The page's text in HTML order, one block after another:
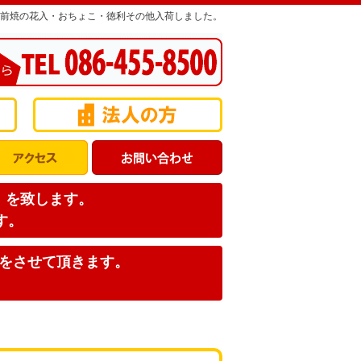
焼の花入・おちょこ・徳利その他入荷しました。
致します。
させて頂きます。